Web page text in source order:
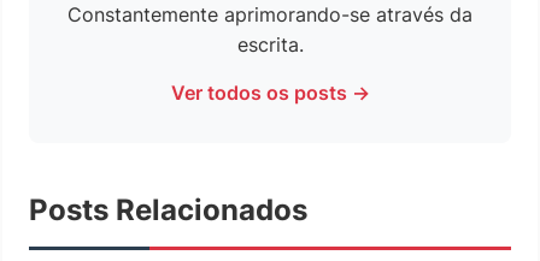
Constantemente aprimorando-se através da
escrita.
Ver todos os posts →
Posts Relacionados